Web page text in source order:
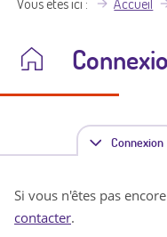
Connexion(
n
Si vous n'êtes pas
contacter.